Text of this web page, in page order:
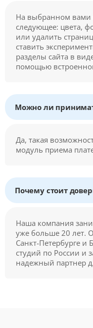
На выбранном
следующее: цвета,
или удалить
ставить
разделы сайта в
помощью
Можно ли
Да, такая
модуль приема
Почему стоит
Наша компания
уже больше 20 лет.
Санкт-Петербурге
студий по России и
надежный партнер